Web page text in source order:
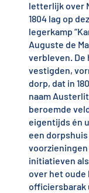
letterlijk over
1804 lag op
legerkamp
Auguste de
verbleven. De
vestigden,
dorp, dat in
naam
beroemde
eigentijds én
een
initiatieven
over het oude
officiersbarak